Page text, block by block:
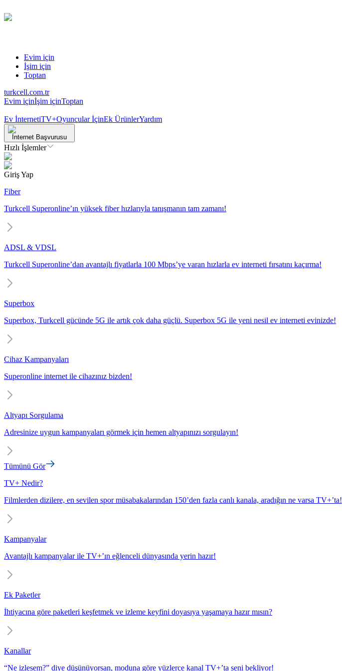
Evim için
İşim için
Toptan
turkcell.com.tr
Evim içinİşim içinToptan
Ev İnternetiTV+Oyuncular İçinEk ÜrünlerYardım
İnternet Başvurusu
Hızlı İşlemler
Giriş Yap
Fiber
Turkcell Superonline’ın yüksek fiber hızlarıyla tanışmanın tam zamanı!
ADSL & VDSL
Turkcell Superonline’dan avantajlı fiyatlarla 100 Mbps’ye varan hızlarla ev interneti fırsatını kaçırma!
Superbox
Superbox, Turkcell gücünde 5G ile artık çok daha güçlü. Superbox 5G ile yeni nesil ev interneti evinizde!
Cihaz Kampanyaları
Superonline internet ile cihazınız bizden!
Altyapı Sorgulama
Adresinize uygun kampanyaları görmek için hemen altyapınızı sorgulayın!
Tümünü Gör
TV+ Nedir?
Filmlerden dizilere, en sevilen spor müsabakalarından 150’den fazla canlı kanala, aradığın ne varsa TV+’ta!
Kampanyalar
Avantajlı kampanyalar ile TV+’ın eğlenceli dünyasında yerin hazır!
Ek Paketler
İhtiyacına göre paketleri keşfetmek ve izleme keyfini doyasıya yaşamaya hazır mısın?
Kanallar
“Ne izlesem?” diye düşünüyorsan, moduna göre yüzlerce kanal TV+’ta seni bekliyor!